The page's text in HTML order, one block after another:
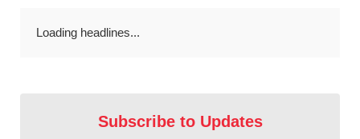
Loading headlines...
Subscribe to Updates